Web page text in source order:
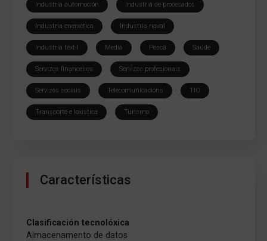
Industria automoción Industria de procesados
Industria enerxética Industria naval
Industria téxtil Media Pesca Saúde
Servizos financeiros Servizos profesionais
Servizos sociais Telecomunicacions TIC
Transporte e loxística Turismo
Características
Clasificación tecnolóxica
Almacenamento de datos